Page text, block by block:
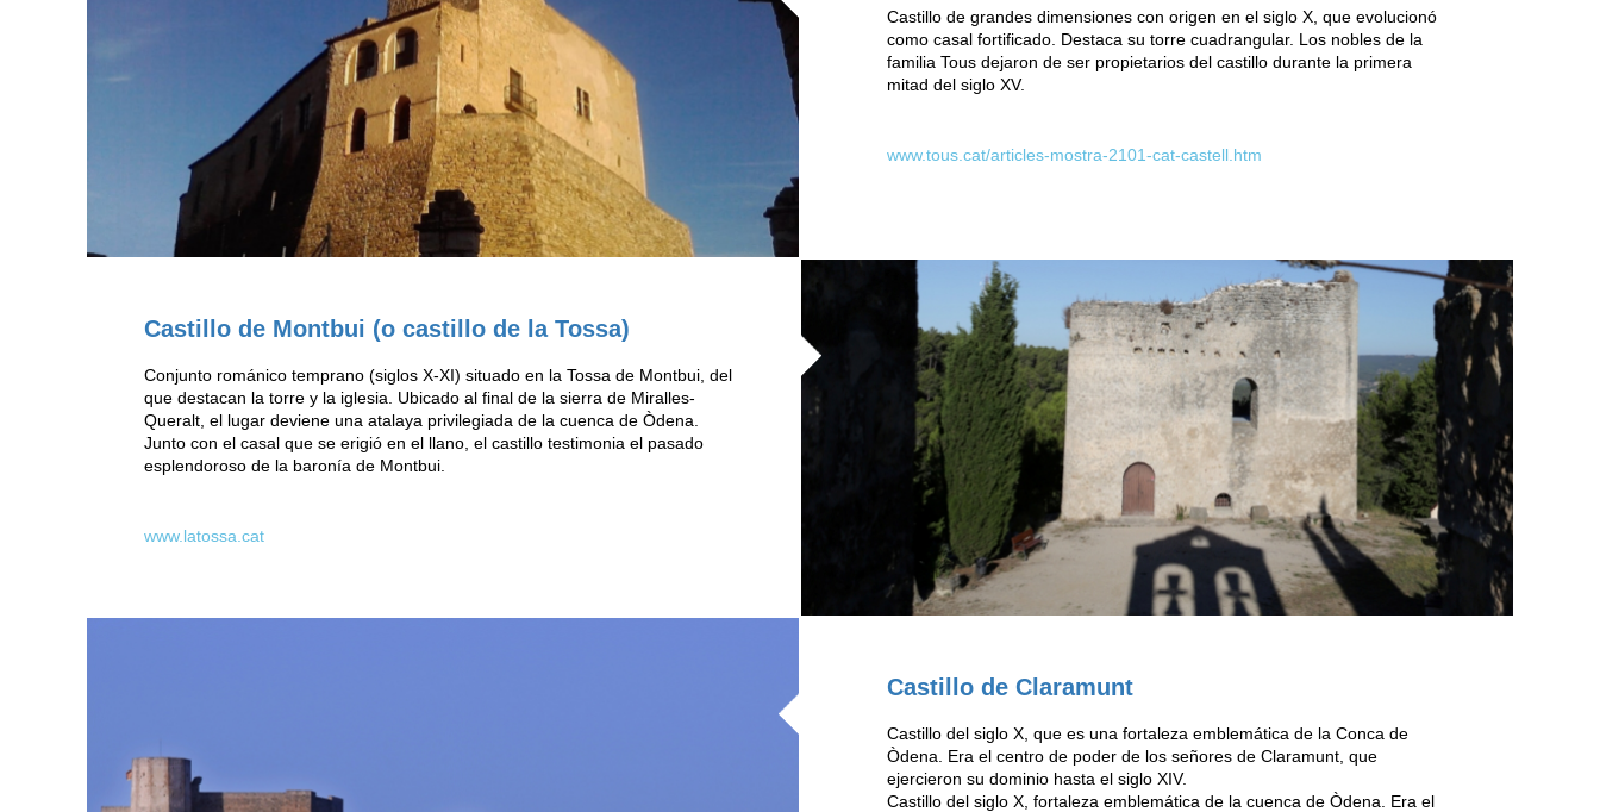
Castillo de grandes dimensiones con origen en el siglo X, que evolucionó
como casal fortificado. Destaca su torre cuadrangular. Los nobles de la
familia Tous dejaron de ser propietarios del castillo durante la primera
mitad del siglo XV.
www.tous.cat/articles-mostra-2101-cat-castell.htm
Castillo de Montbui (o castillo de la Tossa)
Conjunto románico temprano (siglos X-XI) situado en la Tossa de Montbui, del
que destacan la torre y la iglesia. Ubicado al final de la sierra de Miralles-
Queralt, el lugar deviene una atalaya privilegiada de la cuenca de Òdena.
Junto con el casal que se erigió en el llano, el castillo testimonia el pasado
esplendoroso de la baronía de Montbui.
www.latossa.cat
Castillo de Claramunt
Castillo del siglo X, que es una fortaleza emblemática de la Conca de
Òdena. Era el centro de poder de los señores de Claramunt, que
ejercieron su dominio hasta el siglo XIV.
Castillo del siglo X, fortaleza emblemática de la cuenca de Òdena. Era el